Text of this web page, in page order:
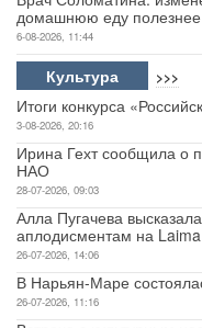
домашнюю еду полезнее
6-08-2026, 11:44
Культура >>>
Итоги конкурса
3-08-2026, 20:16
Ирина Гехт сообщила о
НАО
28-07-2026, 09:03
Алла Пугачева
аплодисментам на
26-07-2026, 14:06
В Нарьян-Маре
26-07-2026, 11:16